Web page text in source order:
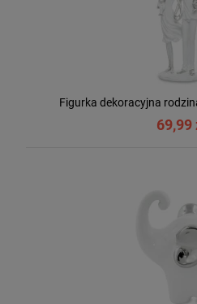
Figurka dekoracyjna
69,99